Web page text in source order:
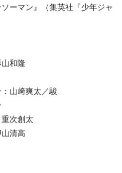
ーマン』（集英社『少年ジャ
和隆
山﨑爽太／駿
次創太
清高